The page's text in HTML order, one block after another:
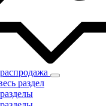
раздел